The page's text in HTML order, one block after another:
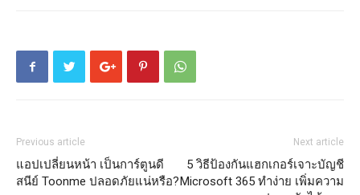
Previous article
แอปเปลี่ยนหน้า เป็นการ์ตูนดี
สนีย์ Toonme ปลอดภัยแน่หรือ?
Next article
5 วิธีป้องกันแฮกเกอร์เจาะบัญชี
Microsoft 365 ทำง่าย เพิ่มความ